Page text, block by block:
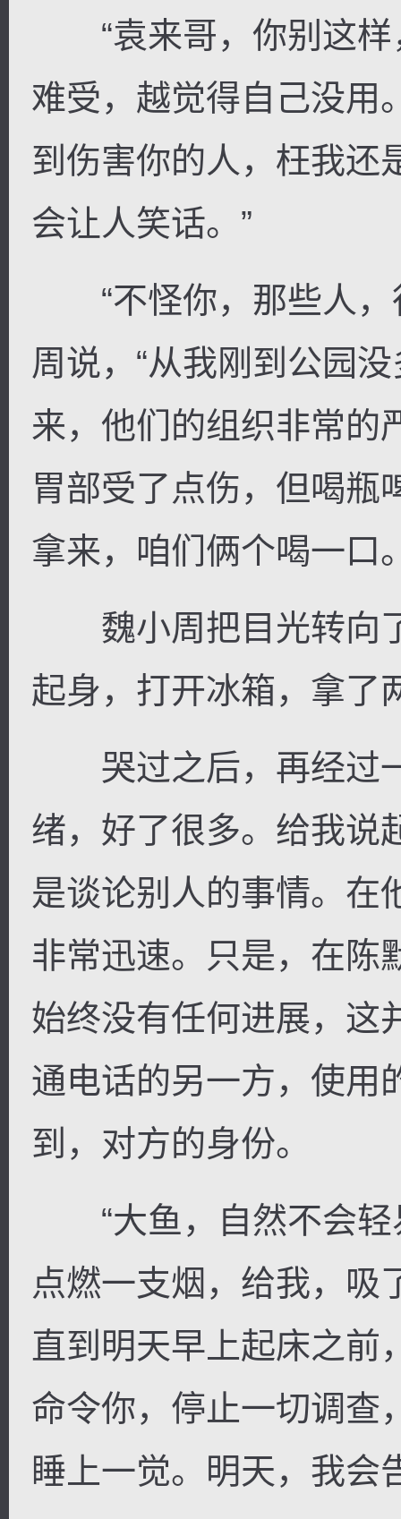
“袁来哥，你别这样
难受，越觉得自己没用
到伤害你的人，枉我还
会让人笑话。”
“不怪你，那些人，
周说，“从我刚到公园
来，他们的组织非常的
胃部受了点伤，但喝瓶
拿来，咱们俩个喝一口
魏小周把目光转向
起身，打开冰箱，拿了
哭过之后，再经过
绪，好了很多。给我说
是谈论别人的事情。在
非常迅速。只是，在陈
始终没有任何进展，这
通电话的另一方，使用
到，对方的身份。
“大鱼，自然不会轻
点燃一支烟，给我，吸
直到明天早上起床之前
命令你，停止一切调查
睡上一觉。明天，我会